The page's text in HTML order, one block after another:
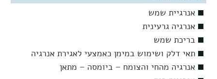
אנרגיית שמש
אנרגיה גרעינית
בריכת שמש
תאי דלק ושימוש במימן כאמצעי לאגירת אנרגיה
אנרגיה מהחי והצומח – ביומסה – מתאן